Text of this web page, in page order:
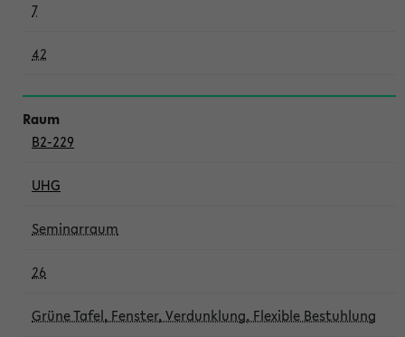
7
42
B2-229
UHG
Seminarraum
26
Grüne Tafel, Fenster, Verdunklung, Flexible Bestuhlung